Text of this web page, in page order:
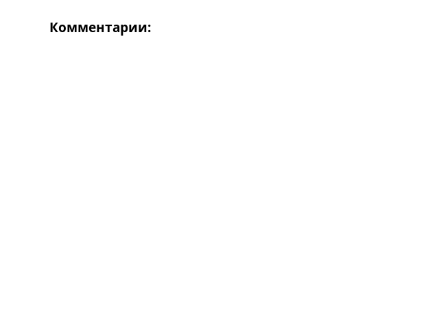
Комментарии: